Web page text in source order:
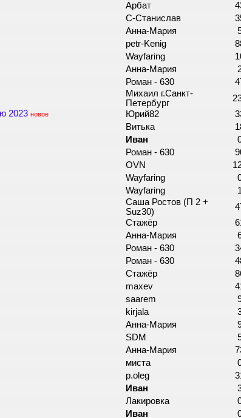
Арбат
С-Станислав
Анна-Мария
petr-Kenig
Wayfaring
Анна-Мария
Роман - 630
Михаил г.Санкт-
Петербург
2023 новое Юрий82
Витька
Иван
Роман - 630
OVN
Wayfaring
Wayfaring 1
Саша Ростов (П 2 +
Suz30)
Стажёр
Анна-Мария
Роман - 630
Роман - 630
Стажёр
maxev
saarem
kirjala
Анна-Мария
SDM
Анна-Мария
миста
p.oleg
Иван
Лакировка
Иван